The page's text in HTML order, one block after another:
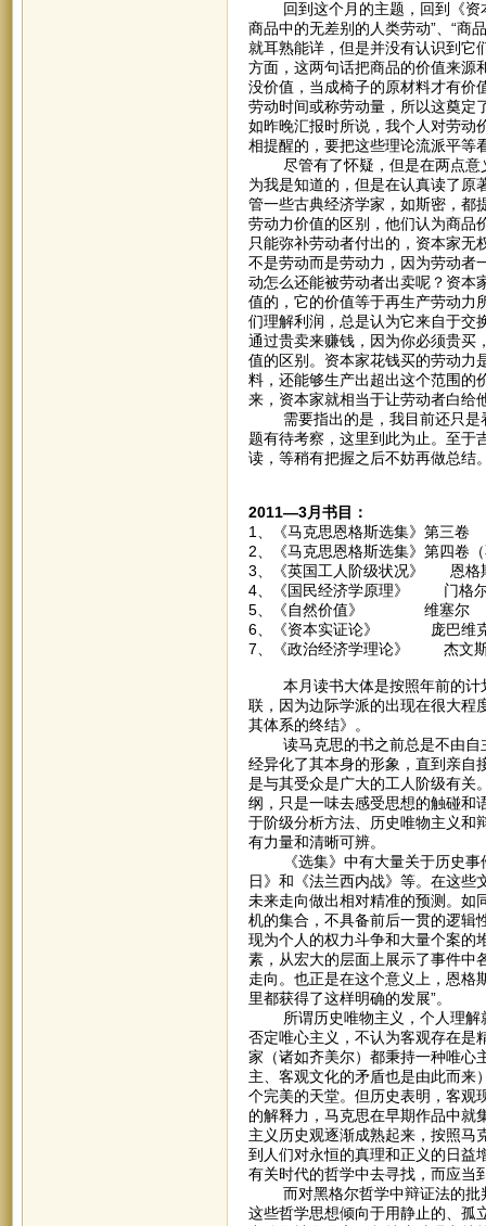
回到这个月的主题，回到《资本
商品中的无差别的人类劳动”、“商
就耳熟能详，但是并没有认识到它
方面，这两句话把商品的价值来源
没价值，当成椅子的原材料才有价
劳动时间或称劳动量，所以这奠定
如昨晚汇报时所说，我个人对劳动
相提醒的，要把这些理论流派平等
尽管有了怀疑，但是在两点意义
为我是知道的，但是在认真读了原
管一些古典经济学家，如斯密，都
劳动力价值的区别，他们认为商品
只能弥补劳动者付出的，资本家无
不是劳动而是劳动力，因为劳动者
动怎么还能被劳动者出卖呢？资本
值的，它的价值等于再生产劳动力
们理解利润，总是认为它来自于交
通过贵卖来赚钱，因为你必须贵买
值的区别。资本家花钱买的劳动力
料，还能够生产出超出这个范围的
来，资本家就相当于让劳动者白给
需要指出的是，我目前还只是看
题有待考察，这里到此为止。至于
读，等稍有把握之后不妨再做总结
2011—3月书目：
1、《马克思恩格斯选集》第三卷
2、《马克思恩格斯选集》第四卷
3、《英国工人阶级状况》 恩格
4、《国民经济学原理》 门格
5、《自然价值》 维塞尔
6、《资本实证论》 庞巴维
7、《政治经济学理论》 杰文
本月读书大体是按照年前的计划
联，因为边际学派的出现在很大程
其体系的终结》。
读马克思的书之前总是不由自主
经异化了其本身的形象，直到亲自
是与其受众是广大的工人阶级有关
纲，只是一味去感受思想的触碰和
于阶级分析方法、历史唯物主义和
有力量和清晰可辨。
《选集》中有大量关于历史事件
日》和《法兰西内战》等。在这些
未来走向做出相对精准的预测。如
机的集合，不具备前后一贯的逻辑
现为个人的权力斗争和大量个案的
素，从宏大的层面上展示了事件中
走向。也正是在这个意义上，恩格
里都获得了这样明确的发展”。
所谓历史唯物主义，个人理解就
否定唯心主义，不认为客观存在是
家（诸如齐美尔）都秉持一种唯心
主、客观文化的矛盾也是由此而来
个完美的天堂。但历史表明，客观
的解释力，马克思在早期作品中就
主义历史观逐渐成熟起来，按照马
到人们对永恒的真理和正义的日益
有关时代的哲学中去寻找，而应当
而对黑格尔哲学中辩证法的批判
这些哲学思想倾向于用静止的、孤